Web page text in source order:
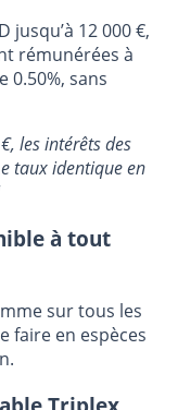
jusqu’à 12 000 €,
rémunérées à
0.50%, sans
les intérêts des
taux identique en
à tout
sur tous les
faire en espèces